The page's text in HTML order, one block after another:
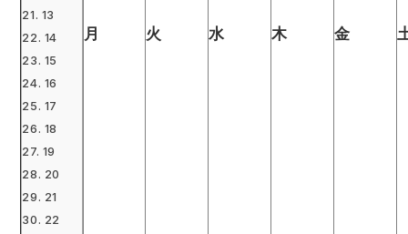
13
14
15
16
17
18
19
20
21
22
月 火 水 木 金